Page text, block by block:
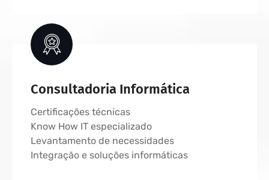
Consultadoria Informática
Certificações técnicas
Know How IT especializado
Levantamento de necessidades
Integração e soluções informáticas